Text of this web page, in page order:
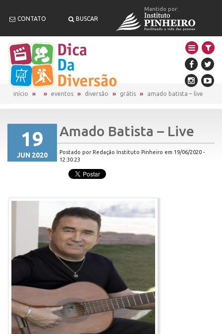
CONTATO BUSCAR
Mantido por:
início eventos diversão grátis amado batista – live
19
JUN 2020
Amado Batista – Live
Postado por Redação Instituto Pinheiro em 19/06/2020 -
12:30:23